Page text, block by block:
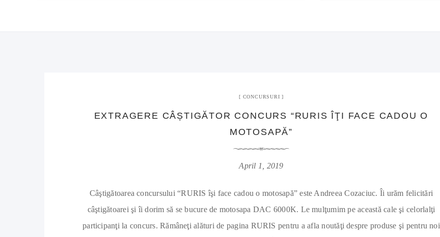
CONCURSURI
EXTRAGERE CÂȘTIGĂTOR CONCURS “RURIS ÎŢI FACE CADOU O
MOTOSAPĂ”
April 1, 2019
Câştigătoarea concursului “RURIS îşi face cadou o motosapă” este Andreea Cozaciuc. Îi urăm felicitări
câştigătoarei şi îi dorim să se bucure de motosapa DAC 6000K. Le mulţumim pe această cale şi celorlalţi
participanţi la concurs. Rămâneţi alături de pagina RURIS pentru a afla noutăţi despre produse şi pentru noi